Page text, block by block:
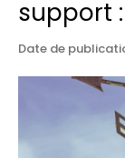
support
Date de